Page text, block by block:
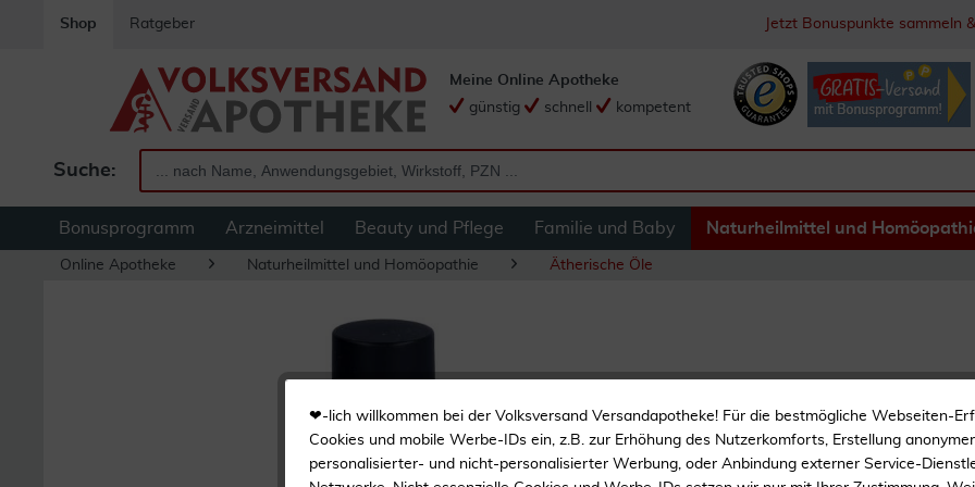
Shop Ratgeber Jetzt Bonuspunkte sammeln
Suche:
Meine Online Apotheke
günstig
schnell kompetent
Bonusprogramm Arzneimittel Beauty und Pflege Familie und Baby Naturheilmittel und
Online Apotheke Naturheilmittel und Homöopathie Ätherische Öle
Primavera Yoga
❤-lich willkommen bei der Volksversand Versandapotheke! Für die bestmögliche Webseiten-
Cookies und mobile Werbe-IDs ein, z.B. zur Erhöhung des Nutzerkomforts, Erstellung
personalisierter- und nicht-personalisierter Werbung, oder Anbindung externer Service-